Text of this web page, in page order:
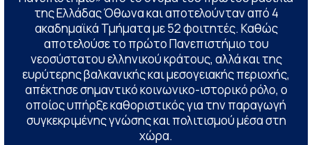
της Ελλάδας Όθωνα και αποτελούνταν από 4
ακαδημαϊκά Τμήματα με 52 φοιτητές. Καθώς
αποτελούσε το πρώτο Πανεπιστήμιο του
νεοσύστατου ελληνικού κράτους, αλλά και της
ευρύτερης βαλκανικής και μεσογειακής περιοχής,
απέκτησε σημαντικό κοινωνικο-ιστορικό ρόλο, ο
οποίος υπήρξε καθοριστικός για την παραγωγή
συγκεκριμένης γνώσης και πολιτισμού μέσα στη
χώρα.